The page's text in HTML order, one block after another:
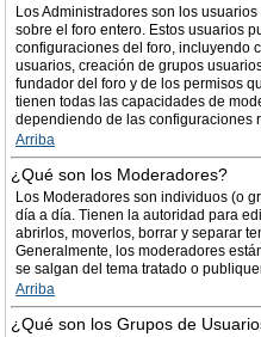
Los Administradores son los
sobre el foro entero. Estos usuarios
configuraciones del foro, incluyendo
usuarios, creación de grupos
fundador del foro y de los permisos
tienen todas las capacidades de
dependiendo de las configuraciones
Arriba
¿Qué son los Moderadores?
Los Moderadores son individuos (o
día a día. Tienen la autoridad para
abrirlos, moverlos, borrar y separar
Generalmente, los moderadores
se salgan del tema tratado o
Arriba
¿Qué son los Grupos de